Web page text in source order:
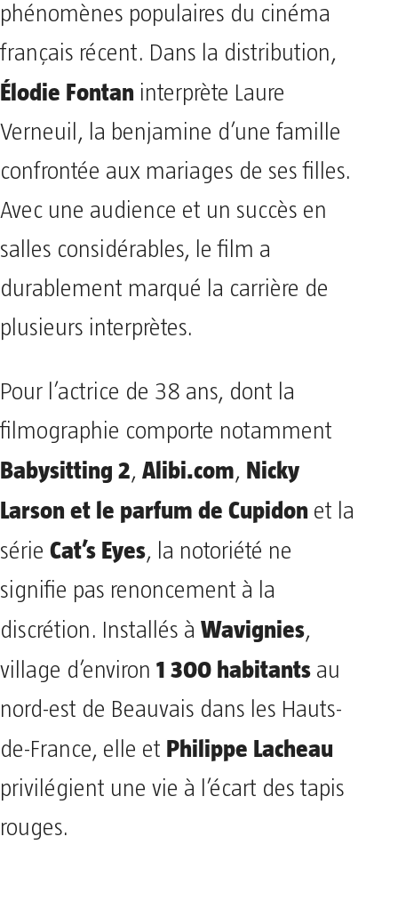
phénomènes populaires du cinéma
français récent. Dans la distribution,
Élodie Fontan interprète Laure
Verneuil, la benjamine d’une famille
confrontée aux mariages de ses filles.
Avec une audience et un succès en
salles considérables, le film a
durablement marqué la carrière de
plusieurs interprètes.
Pour l’actrice de 38 ans, dont la
filmographie comporte notamment
Babysitting 2, Alibi.com, Nicky
Larson et le parfum de Cupidon et la
série Cat’s Eyes, la notoriété ne
signifie pas renoncement à la
discrétion. Installés à Wavignies,
village d’environ 1 300 habitants au
nord-est de Beauvais dans les Hauts-
de-France, elle et Philippe Lacheau
privilégient une vie à l’écart des tapis
rouges.